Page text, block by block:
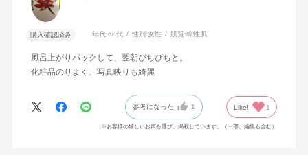
購入確認済み 年代:60代 性別:女性 肌質:乾性肌
風呂上がりパックして、翌朝ぴちぴちと。
化粧品のりよく、写真映りも綺麗
参考になった 1 Like! 1
※お客様の嬉しいお声を選び、掲載しています。（一部、編集も含む）